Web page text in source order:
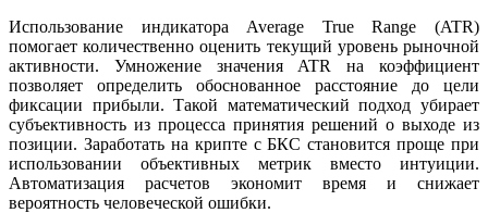
Использование индикатора Average True Range (ATR)
помогает количественно оценить текущий уровень рыночной
активности. Умножение значения ATR на коэффициент
позволяет определить обоснованное расстояние до цели
фиксации прибыли. Такой математический подход убирает
субъективность из процесса принятия решений о выходе из
позиции. Заработать на крипте с БКС становится проще при
использовании объективных метрик вместо интуиции.
Автоматизация расчетов экономит время и снижает
вероятность человеческой ошибки.